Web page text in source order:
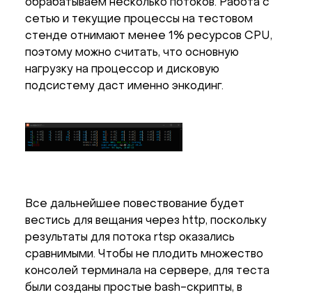
обрабатываем несколько потоков. Работа с
сетью и текущие процессы на тестовом
стенде отнимают менее 1% ресурсов CPU,
поэтому можно считать, что основную
нагрузку на процессор и дисковую
подсистему даст именно энкодинг.
Все дальнейшее повествование будет
вестись для вещания через http, поскольку
результаты для потока rtsp оказались
сравнимыми. Чтобы не плодить множество
консолей терминала на сервере, для теста
были созданы простые bash-скрипты, в